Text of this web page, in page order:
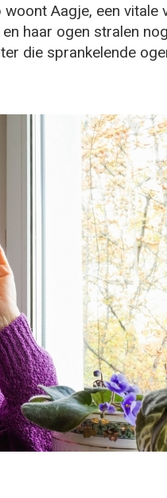
Aagje, een vitale
haar ogen stralen
die sprankelende